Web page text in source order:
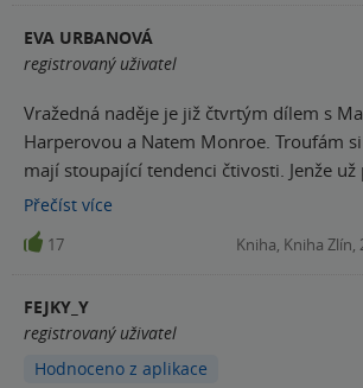
této série.
EVA URBANOVÁ
registrovaný uživatel
Vražedná naděje je již čtvrtým dílem s
Harperovou a Natem Monroe. Troufám
mají stoupající tendenci čtivosti. Jenže
skvělý a tak nemám kam stoupat. Je jen
dám ruku do ohně, tato je jedna z nich. Nate vyšetřuje
starý odložený případ jako soukromé
Terri, kterou najdou v posteli s
žena, která neměla s nikým konflikty… Na scénu vyplouvají
nové a nové skutečnosti ztracení Ruby a
Přečíst více
17 Kniha, Kniha Zlín,
FEJKY_Y
registrovaný uživatel
Hodnoceno z aplikace